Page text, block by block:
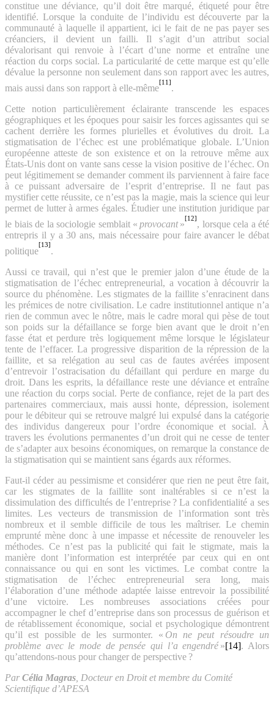
constitue une déviance, qu’il doit être marqué, étiqueté pour être
identifié. Lorsque la conduite de l’individu est découverte par la
communauté à laquelle il appartient, ici le fait de ne pas payer ses
créanciers, il devient un failli. Il s’agit d’un attribut social
dévalorisant qui renvoie à l’écart d’une norme et entraîne une
réaction du corps social. La particularité de cette marque est qu’elle
dévalue la personne non seulement dans son rapport avec les autres,
mais aussi dans son rapport à elle-même
[11]
.
Cette notion particulièrement éclairante transcende les espaces
géographiques et les époques pour saisir les forces agissantes qui se
cachent derrière les formes plurielles et évolutives du droit. La
stigmatisation de l’échec est une problématique globale. L’Union
européenne atteste de son existence et on la retrouve même aux
États-Unis dont on vante sans cesse la vision positive de l’échec. On
peut légitimement se demander comment ils parviennent à faire face
à ce puissant adversaire de l’esprit d’entreprise. Il ne faut pas
mystifier cette réussite, ce n’est pas la magie, mais la science qui leur
permet de lutter à armes égales. Étudier une institution juridique par
le biais de la sociologie semblait « provocant»
[12]
, lorsque cela a été
entrepris il y a 30 ans, mais nécessaire pour faire avancer le débat
politique
[13]
.
Aussi ce travail, qui n’est que le premier jalon d’une étude de la
stigmatisation de l’échec entrepreneurial, a vocation à découvrir la
source du phénomène. Les stigmates de la faillite s’enracinent dans
les prémices de notre civilisation. Le cadre institutionnel antique n’a
rien de commun avec le nôtre, mais le cadre moral qui pèse de tout
son poids sur la défaillance se forge bien avant que le droit n’en
fasse état et perdure très logiquement même lorsque le législateur
tente de l’effacer. La progressive disparition de la répression de la
faillite, et sa relégation au seul cas de fautes avérées imposent
d’entrevoir l’ostracisation du défaillant qui perdure en marge du
droit. Dans les esprits, la défaillance reste une déviance et entraîne
une réaction du corps social. Perte de confiance, rejet de la part des
partenaires commerciaux, mais aussi honte, dépression, isolement
pour le débiteur qui se retrouve malgré lui expulsé dans la catégorie
des individus dangereux pour l’ordre économique et social. À
travers les évolutions permanentes d’un droit qui ne cesse de tenter
de s’adapter aux besoins économiques, on remarque la constance de
la stigmatisation qui se maintient sans égards aux réformes.
Faut-il céder au pessimisme et considérer que rien ne peut être fait,
car les stigmates de la faillite sont inaltérables si ce n’est la
dissimulation des difficultés de l’entreprise ? La confidentialité a ses
limites. Les vecteurs de transmission de l’information sont très
nombreux et il semble difficile de tous les maîtriser. Le chemin
emprunté mène donc à une impasse et nécessite de renouveler les
méthodes. Ce n’est pas la publicité qui fait le stigmate, mais la
manière dont l’information est interprétée par ceux qui en ont
connaissance ou qui en sont les victimes. Le combat contre la
stigmatisation de l’échec entrepreneurial sera long, mais
l’élaboration d’une méthode adaptée laisse entrevoir la possibilité
d’une victoire. Les nombreuses associations créées pour
accompagner le chef d’entreprise dans son processus de guérison et
de rétablissement économique, social et psychologique démontrent
qu’il est possible de les surmonter. « On ne peut résoudre un
problème avec le mode de pensée qui l’a engendré»[14]. Alors
qu’attendons-nous pour changer de perspective ?
Par Célia Magras Docteur en Droit et membre du Comité
Scientifique d’APESA